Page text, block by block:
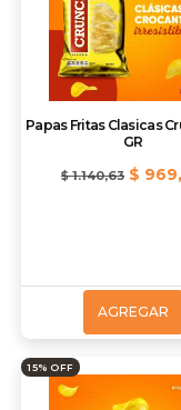
Papas Fritas Clasicas
GR
$ 1.140,63 $
AGREGAR
15% OFF